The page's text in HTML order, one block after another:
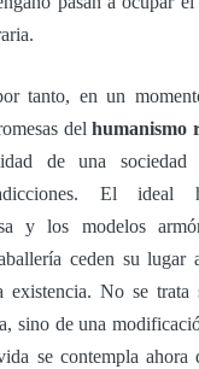
tanto, en un
delhumanismo
de una sociedad
El ideal
y los modelos
ceden su lugar
existencia. No se trata
sino de una
se contempla ahora